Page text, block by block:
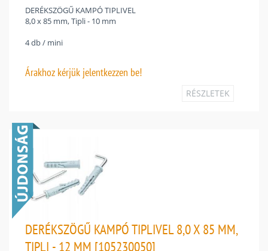
DERÉKSZÖGŰ KAMPÓ TIPLIVEL
8,0 x 85 mm, Tipli - 10 mm
4 db / mini
Árakhoz kérjük jelentkezzen be!
RÉSZLETEK
DERÉKSZÖGŰ KAMPÓ TIPLIVEL 8,0 X 85 MM,
TIPLI - 12 MM [105230050]